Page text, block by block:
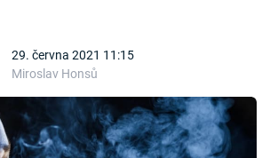
29. června 2021 11:15
Miroslav Honsů